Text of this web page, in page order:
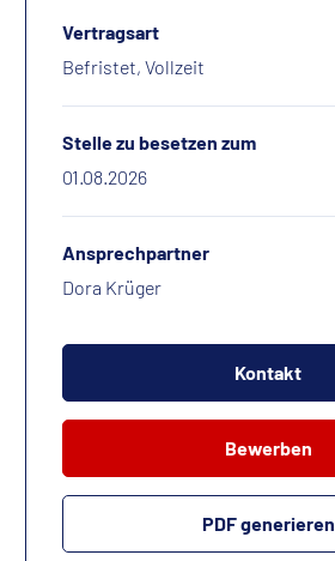
Vertragsart
Befristet, Vollzeit
Stelle zu besetzen zum
01.08.2026
Ansprechpartner
Dora Krüger
Kontakt
Bewerben
PDF generieren